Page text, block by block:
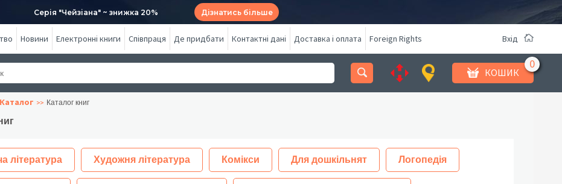
Серія "Чейзіана" ~ знижка 20% Дізнатись більше
Новини Електронні книги Співпраця Де придбати Контактні дані Доставка і оплата Foreign Rights Вхід
КОШИК
Каталог Каталог книг
література Художня література Комікси Для дошкільнят Логопедія